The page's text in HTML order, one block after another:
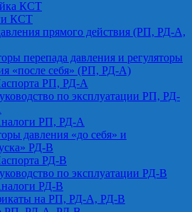
КСТ
КСТ
прямого действия (РП, РД-А,
перепада давления и регуляторы
«после себя» (РП, РД-А)
РП, РД-А
по эксплуатации РП, РД-
РП, РД-А
давления «до себя» и
РД-В
РД-В
по эксплуатации РД-В
РД-В
на РП, РД-А, РД-В